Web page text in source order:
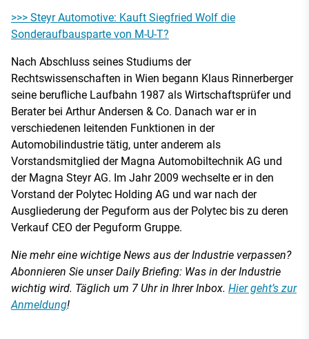
>>> Steyr Automotive: Kauft Siegfried Wolf die
Sonderaufbausparte von M-U-T?
Nach Abschluss seines Studiums der
Rechtswissenschaften in Wien begann Klaus Rinnerberger
seine berufliche Laufbahn 1987 als Wirtschaftsprüfer und
Berater bei Arthur Andersen & Co. Danach war er in
verschiedenen leitenden Funktionen in der
Automobilindustrie tätig, unter anderem als
Vorstandsmitglied der Magna Automobiltechnik AG und
der Magna Steyr AG. Im Jahr 2009 wechselte er in den
Vorstand der Polytec Holding AG und war nach der
Ausgliederung der Peguform aus der Polytec bis zu deren
Verkauf CEO der Peguform Gruppe.
Nie mehr eine wichtige News aus der Industrie verpassen?
Abonnieren Sie unser Daily Briefing: Was in der Industrie
wichtig wird. Täglich um 7 Uhr in Ihrer Inbox. Hier geht’s zur
Anmeldung!